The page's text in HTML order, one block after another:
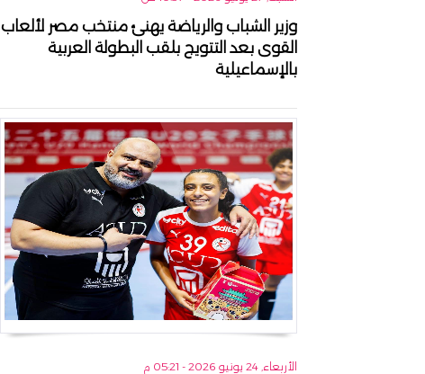
وزير الشباب والرياضة يهنئ منتخب مصر لألعاب
القوى بعد التتويج بلقب البطولة العربية
بالإسماعيلية
الأربعاء, 24 يونيو 2026 - 05:21 م